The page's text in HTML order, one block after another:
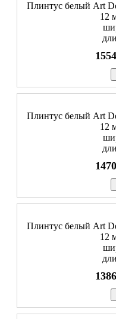
Плинтус белый Art
12
1554
Плинтус белый Art
12
1470
Плинтус белый Art
12
1386